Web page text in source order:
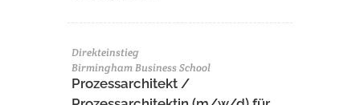
Direkteinstieg
Birmingham Business School
Prozessarchitekt /